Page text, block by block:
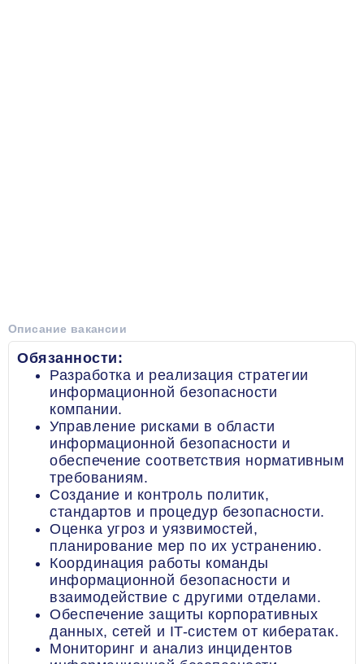
Описание вакансии
Обязанности:
Разработка и реализация стратегии
информационной безопасности
компании.
Управление рисками в области
информационной безопасности и
обеспечение соответствия нормативным
требованиям.
Создание и контроль политик,
стандартов и процедур безопасности.
Оценка угроз и уязвимостей,
планирование мер по их устранению.
Координация работы команды
информационной безопасности и
взаимодействие с другими отделами.
Обеспечение защиты корпоративных
данных, сетей и IT-систем от кибератак.
Мониторинг и анализ инцидентов